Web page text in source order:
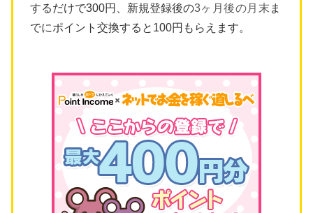
するだけで300円、新規登録後の3ヶ月後の月末 ま
でにポイント交換すると100円もらえます。